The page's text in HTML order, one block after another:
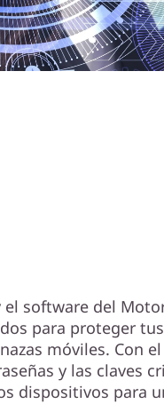
software del
para proteger
móviles. Con
y las claves
dispositivos para